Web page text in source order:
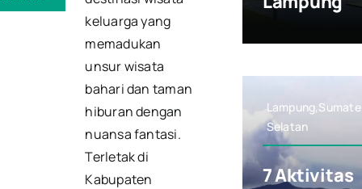
keluarga yang
memadukan
unsur wisata
bahari dan taman
hiburan dengan
nuansa fantasi.
Terletak di
Kabupaten
Selatan
7 Aktivitas